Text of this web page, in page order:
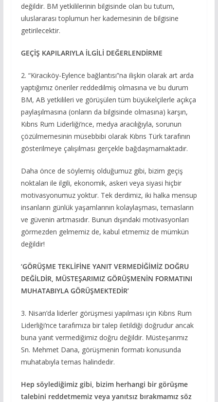
değildir. BM yetkililerinin bilgisinde olan bu tutum,
uluslararası toplumun her kademesinin de bilgisine
getirilecektir.
GEÇİŞ KAPILARIYLA İLGİLİ DEĞERLENDİRME
2. “Kiracıköy-Eylence bağlantısı”na ilişkin olarak art arda
yaptığımız öneriler reddedilmiş olmasına ve bu durum
BM, AB yetkilileri ve görüşülen tüm büyükelçilerle açıkça
paylaşılmasına (onların da bilgisinde olmasına) karşın,
Kıbrıs Rum Liderliği’nce, medya aracılığıyla, sorunun
çözülmemesinin müsebbibi olarak Kıbrıs Türk tarafının
gösterilmeye çalışılması gerçekle bağdaşmamaktadır.
Daha önce de söylemiş olduğumuz gibi, bizim geçiş
noktaları ile ilgili, ekonomik, askeri veya siyasi hiçbir
motivasyonumuz yoktur. Tek derdimiz, iki halka mensup
insanların günlük yaşamlarının kolaylaşması, temasların
ve güvenin artmasıdır. Bunun dışındaki motivasyonları
görmezden gelmemiz de, kabul etmemiz de mümkün
değildir!
‘GÖRÜŞME TEKLİFİNE YANIT VERMEDİĞİMİZ DOĞRU
DEĞİLDİR, MÜSTEŞARIMIZ GÖRÜŞMENİN FORMATINI
MUHATABIYLA GÖRÜŞMEKTEDİR’
3. Nisan’da liderler görüşmesi yapılması için Kıbrıs Rum
Liderliği’nce tarafımıza bir talep iletildiği doğrudur ancak
buna yanıt vermediğimiz doğru değildir. Müsteşarımız
Sn. Mehmet Dana, görüşmenin formatı konusunda
muhatabıyla temas halindedir.
Hep söylediğimiz gibi, bizim herhangi bir görüşme
talebini reddetmemiz veya yanıtsız bırakmamız söz